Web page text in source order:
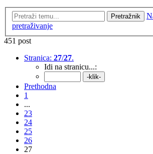
Pretražnik
pretraživanje
451 post
Stranica: 27/27.
Idi na stranicu...:
Prethodna
1
...
23
24
25
26
27